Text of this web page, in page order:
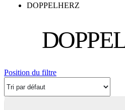
DOPPELHERZ
Position du filtre